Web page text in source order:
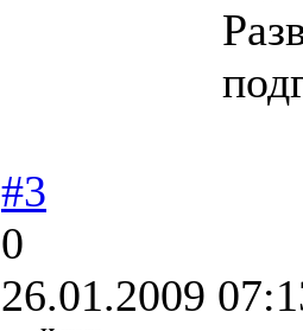
#3
0
26.01.2009